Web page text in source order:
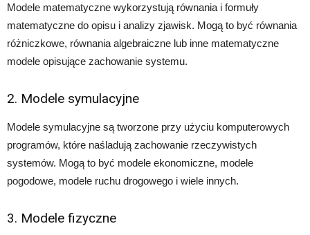
Modele matematyczne wykorzystują równania i formuły
matematyczne do opisu i analizy zjawisk. Mogą to być równania
różniczkowe, równania algebraiczne lub inne matematyczne
modele opisujące zachowanie systemu.
2. Modele symulacyjne
Modele symulacyjne są tworzone przy użyciu komputerowych
programów, które naśladują zachowanie rzeczywistych
systemów. Mogą to być modele ekonomiczne, modele
pogodowe, modele ruchu drogowego i wiele innych.
3. Modele fizyczne